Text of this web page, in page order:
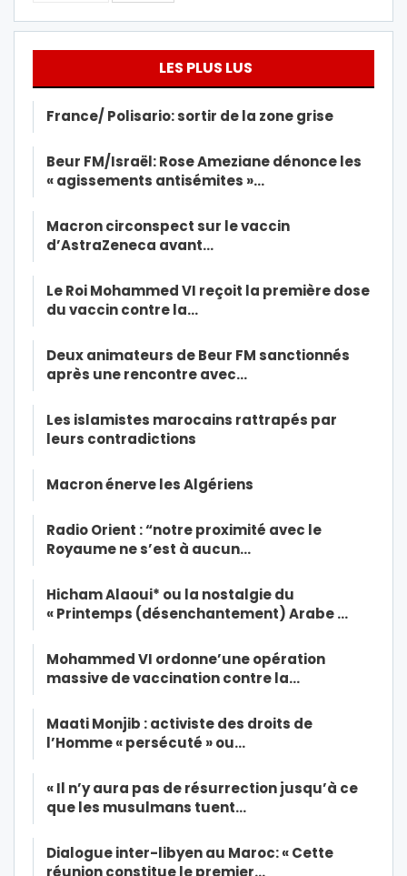
LES PLUS LUS
France/ Polisario: sortir de la zone grise
Beur FM/Israël: Rose Ameziane dénonce les
« agissements antisémites »…
Macron circonspect sur le vaccin
d’AstraZeneca avant…
Le Roi Mohammed VI reçoit la première dose
du vaccin contre la…
Deux animateurs de Beur FM sanctionnés
après une rencontre avec…
Les islamistes marocains rattrapés par
leurs contradictions
Macron énerve les Algériens
Radio Orient : “notre proximité avec le
Royaume ne s’est à aucun…
Hicham Alaoui* ou la nostalgie du
« Printemps (désenchantement) Arabe …
Mohammed VI ordonne’une opération
massive de vaccination contre la…
Maati Monjib : activiste des droits de
l’Homme « persécuté » ou…
« Il n’y aura pas de résurrection jusqu’à ce
que les musulmans tuent…
Dialogue inter-libyen au Maroc: « Cette
réunion constitue le premier…